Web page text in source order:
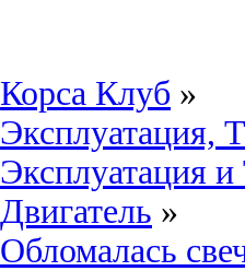
Корса Клуб »
Эксплуатация,
Эксплуатация
Двигатель »
Обломалась